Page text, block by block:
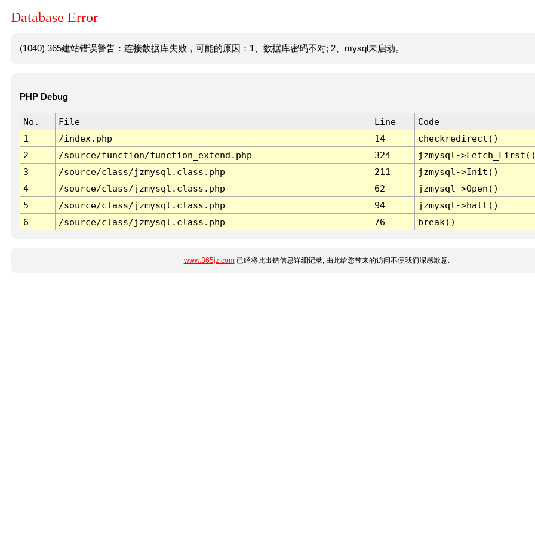
Database Error
(1040) 365建站错误警告：连接数据库失败，可能的原因：1、数据库密码不对; 2、mysql未启动。
PHP Debug
No. File Line
Code
1
/index.php 14
checkredirect()
2
/source/function/function_extend.php 324
jzmysql-
3
/source/class/jzmysql.class.php 211
jzmysql->Init()
4
/source/class/jzmysql.class.php 62
jzmysql->Open()
5
/source/class/jzmysql.class.php 94
jzmysql->halt()
6
/source/class/jzmysql.class.php 76 break()
www.365jz.com已经将此出错信息详细记录, 由此给您带来的访问不便我们深感歉意.